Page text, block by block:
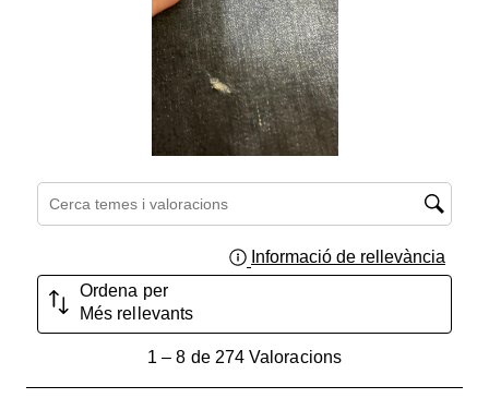
Cerca temes i valoracions regió de cerca
Informació de rellevància
Ordena per
Més rellevants
1 – 8 de 274 Valoracions